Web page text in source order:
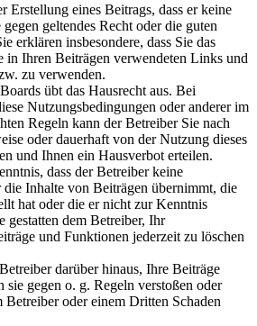
Erstellung eines Beitrags, dass er keine
geltendes Recht oder die guten
erklären insbesondere, dass Sie das
in Ihren Beiträgen verwendeten Links und
zu verwenden.
übt das Hausrecht aus. Bei
Nutzungsbedingungen oder anderer im
Regeln kann der Betreiber Sie nach
oder dauerhaft von der Nutzung dieses
und Ihnen ein Hausverbot erteilen.
dass der Betreiber keine
Inhalte von Beiträgen übernimmt, die
hat oder die er nicht zur Kenntnis
gestatten dem Betreiber, Ihr
und Funktionen jederzeit zu löschen
darüber hinaus, Ihre Beiträge
sie gegen o. g. Regeln verstoßen oder
Betreiber oder einem Dritten Schaden